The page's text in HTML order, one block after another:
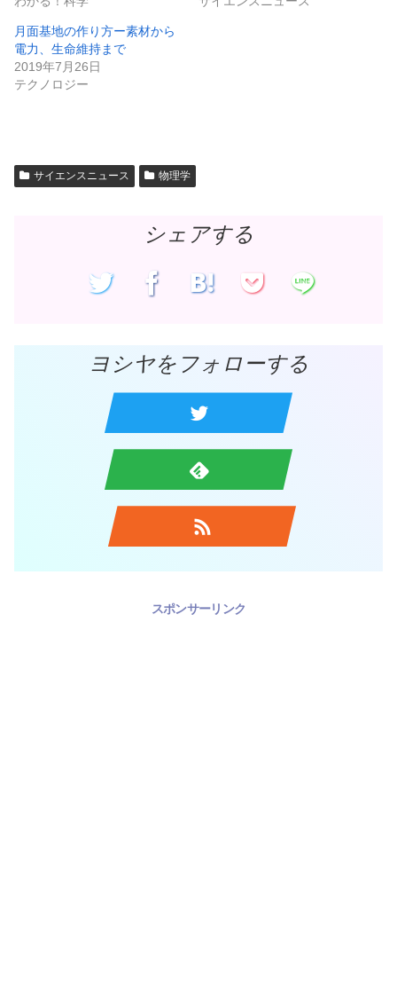
(
し
い
ウ
ィ
ン
ド
ウ
リ
ク
し
て
く
だ
さ
い
ン
ド
ウ
月面基地の作り方ー素材から
電力、生命維持まで
2019年7月26日
テクノロジー
サイエンスニュース 物理学
シェアする
ヨシヤをフォローする
スポンサーリンク